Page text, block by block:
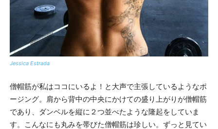
Jessica Estrada
僧帽筋が私はココにいるよ！と大声で主張しているようなポ
ージング。肩から背中の中央にかけての盛り上がりが僧帽筋
であり、ダンベルを縦に２つ並べたような隆起をしていま
す。こんなにも丸みを帯びた僧帽筋は珍しい。ずっと見てい